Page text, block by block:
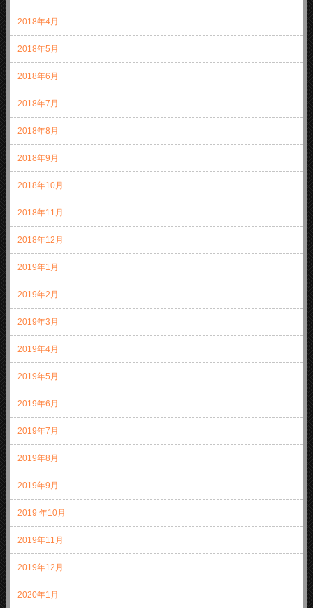
2018年4月
2018年5月
2018年6月
2018年7月
2018年8月
2018年9月
2018年10月
2018年11月
2018年12月
2019年1月
2019年2月
2019年3月
2019年4月
2019年5月
2019年6月
2019年7月
2019年8月
2019年9月
2019 年10月
2019年11月
2019年12月
2020年1月